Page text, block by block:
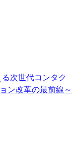
次世代コンタク
ン改革の最前線～